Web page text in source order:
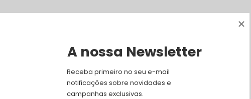
VER PRODUTO VER PRODUTO
A nossa Newsletter
Receba primeiro no seu e-mail
notificações sobre novidades e
campanhas exclusivas.